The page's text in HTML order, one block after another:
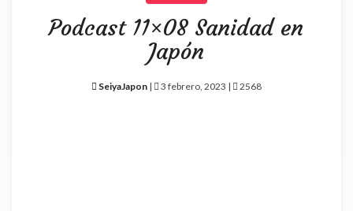
Podcast 11×08 Sanidad en
Japón
SeiyaJapon | 3 febrero, 2023 | 2568